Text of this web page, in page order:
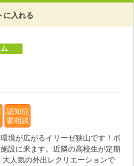
に入れる
認知症
要相談
境が広がるイリーゼ狭山です！ボ
設に来ます。近隣の高校生が定期
人気の外出レクリエーションで